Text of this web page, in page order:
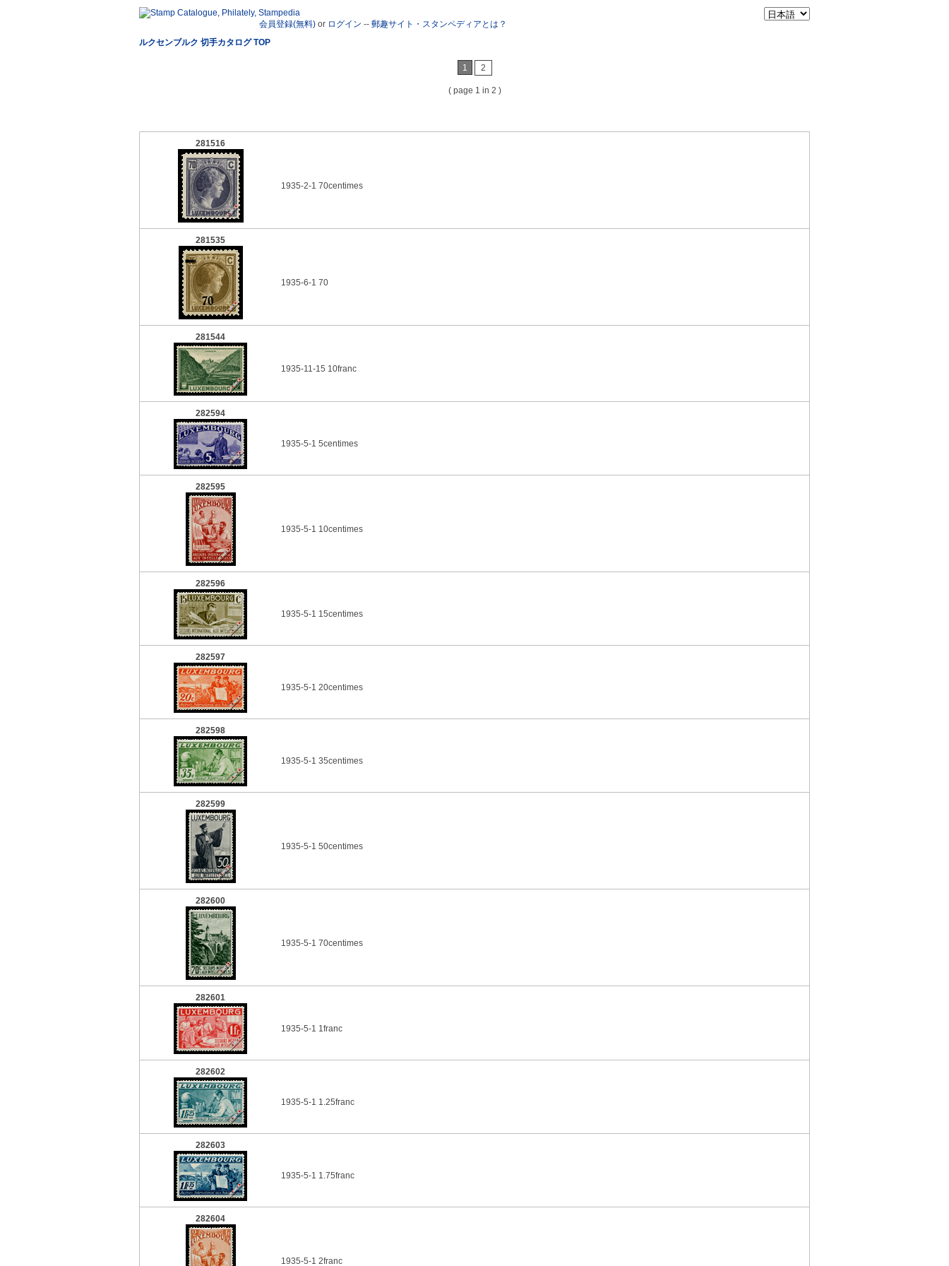
会員登録(無料) or ログイン -- 郵趣サイト・スタンペディアとは？
ルクセンブルク 切手カタログ TOP
1 2
( page 1 in 2 )
281516
1935-2-1 70centimes
281535
1935-6-1 70
281544
1935-11-15 10franc
282594
1935-5-1 5centimes
282595
1935-5-1 10centimes
282596
1935-5-1 15centimes
282597
1935-5-1 20centimes
282598
1935-5-1 35centimes
282599
1935-5-1 50centimes
282600
1935-5-1 70centimes
282601
1935-5-1 1franc
282602
1935-5-1 1.25franc
282603
1935-5-1 1.75franc
282604
1935-5-1 2franc